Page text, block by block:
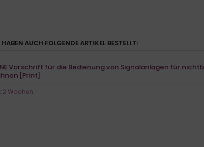
AUCH FOLGENDE ARTIKEL BESTELLT:
NE Vorschrift für die Bedienung von Signalanlagen für
[Print]
2 Wochen